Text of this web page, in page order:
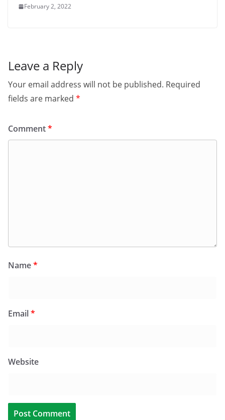
February 2, 2022
Leave a Reply
Your email address will not be published. Required
fields are marked *
Comment*
Name*
Email*
Website